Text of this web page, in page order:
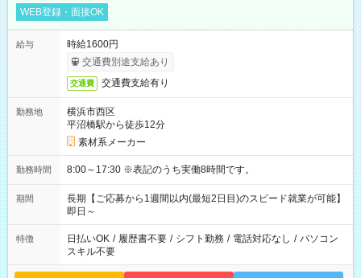
WEB登録・面接OK
給与
時給1600円
交通費別途支給あり
交通費 交通費支給有り
勤務地
横浜市西区
平沼橋駅から徒歩12分
素材系メーカー
勤務時間 8:00～17:30 ※表記のうち実働8時間です。
期間
長期【ご応募から1週間以内(最短2日目)のスピード就業が可能】
即日～
特徴 日払いOK / 履歴書不要 / シフト勤務 / 電話対応なし / パソコン
スキル不要